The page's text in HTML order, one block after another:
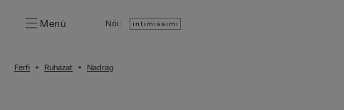
Menü Női:
Férfi Ruházat Nadrág